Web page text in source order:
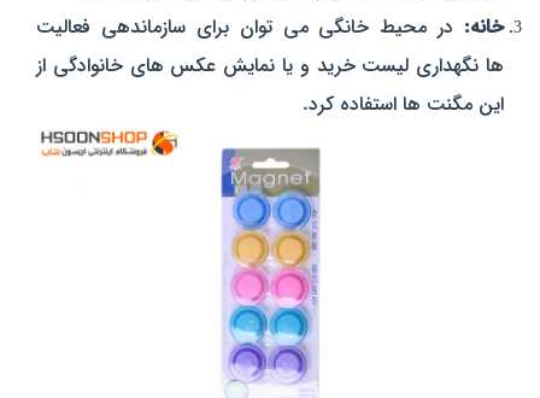
خانه: در محیط خانگی می‌ توان برای سازماندهی فعالیت‌
ها نگهداری لیست خرید و یا نمایش عکس‌ های خانوادگی از
این مگنت‌ ها استفاده کرد.